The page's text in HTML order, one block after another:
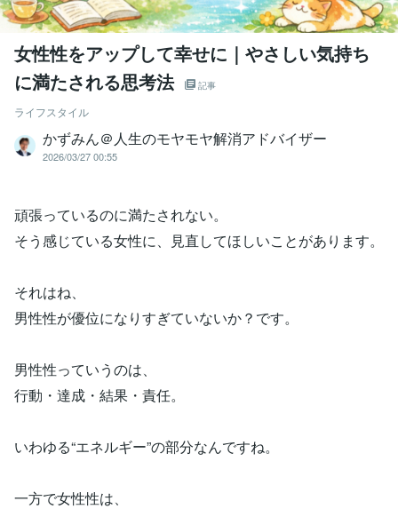
女性性をアップして幸せに｜やさしい気持ち
に満たされる思考法
記事
ライフスタイル
かずみん＠人生のモヤモヤ解消アドバイザー
2026/03/27 00:55
頑張っているのに満たされない。
そう感じている女性に、見直してほしいことがあります。
それはね、
男性性が優位になりすぎていないか？です。
男性性っていうのは、
行動・達成・結果・責任。
いわゆる“エネルギー”の部分なんですね。
一方で女性性は、